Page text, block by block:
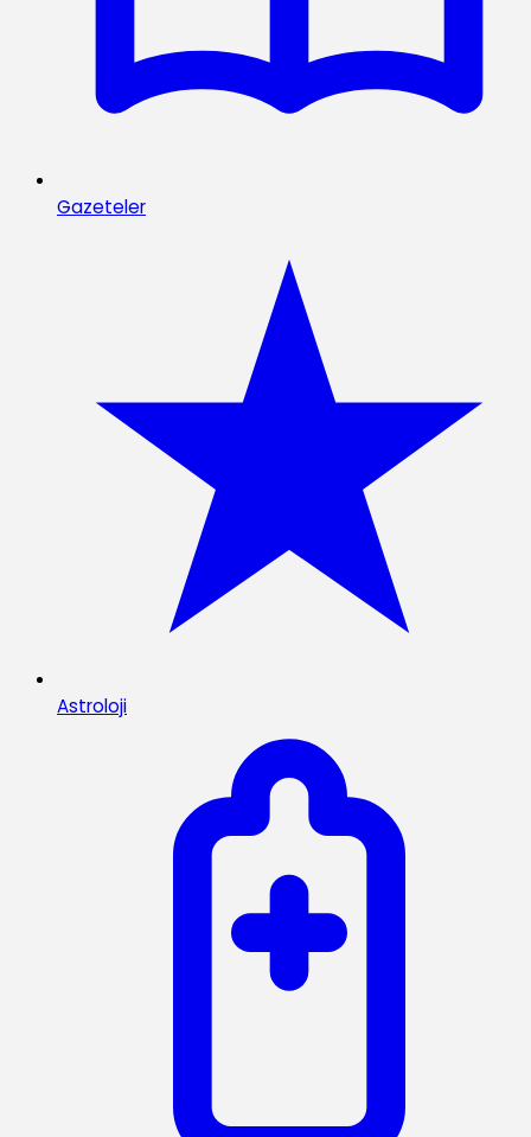
Gazeteler
Astroloji